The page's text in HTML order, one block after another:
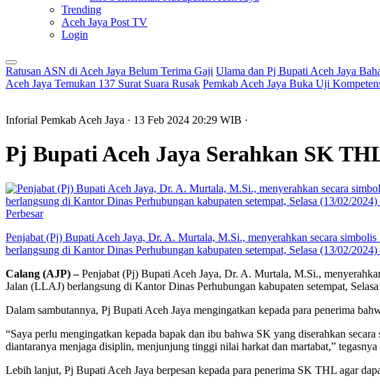
Trending
Aceh Jaya Post TV
Login
Ratusan ASN di Aceh Jaya Belum Terima Gaji Ulama dan Pj Bupati Aceh Jaya
Aceh Jaya Temukan 137 Surat Suara Rusak Pemkab Aceh Jaya Buka Uji
Inforial Pemkab Aceh Jaya · 13 Feb 2024 20:29 WIB ·
Pj Bupati Aceh Jaya Serahkan SK
Perbesar
Penjabat (Pj) Bupati Aceh Jaya, Dr. A. Murtala, M.Si., menyerahkan secara
berlangsung di Kantor Dinas Perhubungan kabupaten setempat, Selasa (13/02/
Calang (AJP) –Penjabat (Pj) Bupati Aceh Jaya, Dr. A. Murtala, M.Si.,
Jalan (LLAJ) berlangsung di Kantor Dinas Perhubungan kabupaten setempat,
Dalam sambutannya, Pj Bupati Aceh Jaya mengingatkan kepada para penerima
“Saya perlu mengingatkan kepada bapak dan ibu bahwa SK yang diserahkan
diantaranya menjaga disiplin, menjunjung tinggi nilai harkat dan martabat,” tegasnya
Lebih lanjut, Pj Bupati Aceh Jaya berpesan kepada para penerima SK THL agar